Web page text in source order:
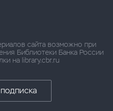
сайта возможно при
Библиотеки Банка России
на library.cbr.ru